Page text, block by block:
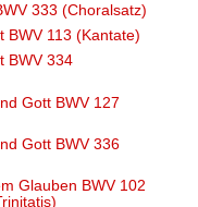
333 (Choralsatz)
BWV 113 (Kantate)
BWV 334
Gott BWV 127
Gott BWV 336
Glauben BWV 102